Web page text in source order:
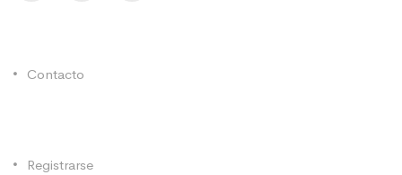
Contacto
Registrarse